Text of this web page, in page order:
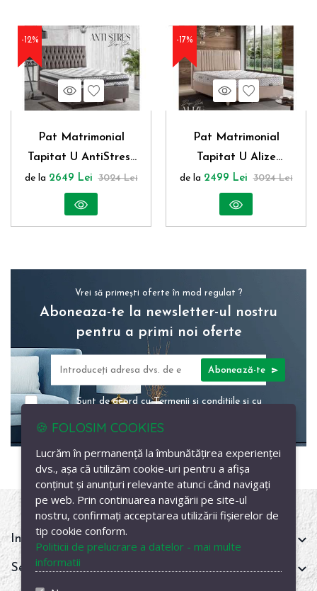
-12%
Vezi produs
Wishlist
Pat Matrimonial
Tapitat U AntiStress
somiera rabatabila si
spatiu depozitare
de la 2649 Lei 3024 Lei
-17%
Vezi produs
Wishlist
Pat Matrimonial
Tapitat U Alize
somiera rabatabila si
spatiu depozitare
de la 2499 Lei 3024 Lei
Vrei să primești oferte în mod regulat ?
Aboneaza-te la newsletter-ul nostru
pentru a primi noi oferte
Abonează-te
Sunt de acord cuTermenii și condițiile și cu
Informații
Servicii clienți
🍪 FOLOSIM COOKIES
Lucrăm în permanență la îmbunătățirea experienței
dvs., așa că utilizăm cookie-uri pentru a afișa
conținut și anunțuri relevante atunci când navigați
pe web. Prin continuarea navigării pe site-ul
nostru, confirmați acceptarea utilizării fișierelor de
tip cookie conform.
Politicii de prelucrare a datelor - mai multe
informatii